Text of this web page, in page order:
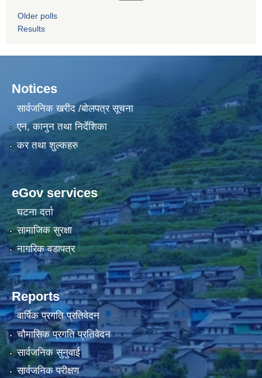
Older polls
Results
Notices
सार्वजनिक खरीद /बोलपत्र सूचना
एन, कानुन तथा निर्देशिका
कर तथा शुल्कहरु
eGov services
घटना दर्ता
सामाजिक सुरक्षा
नागरिक वडापत्र
Reports
वार्षिक प्रगति प्रतिवेदन
चौमासिक प्रगति प्रतिवेदन
सार्वजनिक सुनुवाई
सार्वजनिक परीक्षण